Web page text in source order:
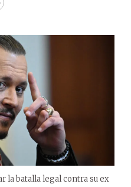
la batalla legal contra su ex